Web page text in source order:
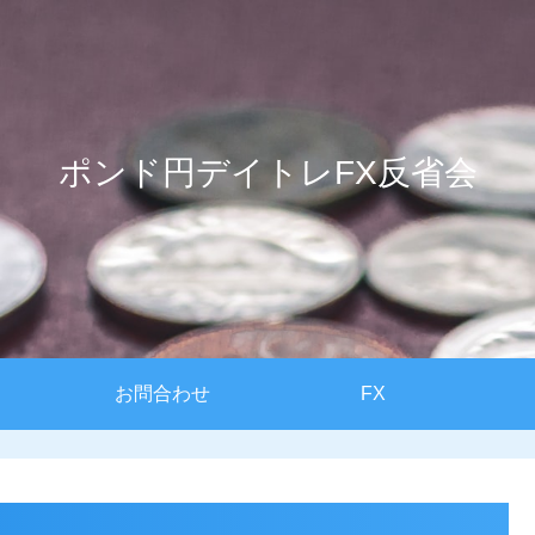
ポンド円デイトレFX反省会
お問合わせ FX